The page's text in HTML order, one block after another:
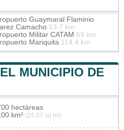
Guaymaral Flaminio
Camacho 53.7 km
Militar CATAM 69 km
Mariquita 114.4 km
MUNICIPIO DE
hectáreas
km² (25,87 sq mi)